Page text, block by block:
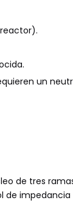
un
de tres
de